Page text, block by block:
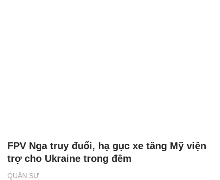
QUÂN SỰ
FPV Nga truy đuổi, hạ gục xe tăng Mỹ viện
trợ cho Ukraine trong đêm